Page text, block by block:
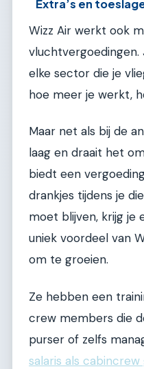
Extra’s en
Wizz Air werkt ook
elke sector die je
hoe meer je werkt,
Maar net als bij de
laag en draait het
biedt een
drankjes tijdens je
moet blijven, krijg je
uniek voordeel van
om te groeien.
Ze hebben een
crew members die
purser of zelfs
salaris als